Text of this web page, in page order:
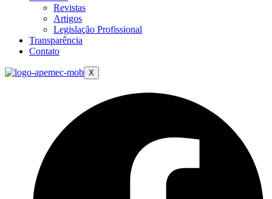
Revistas
Artigos
Legislação Profissional
Transparência
Contato
X